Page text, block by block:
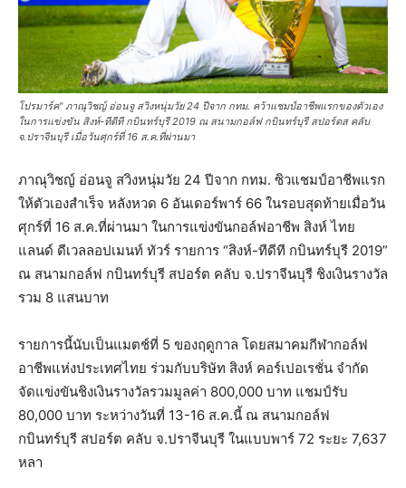
โปรมาร์ค" ภาณุวิชญ์ อ่อนจู สวิงหนุ่มวัย 24 ปีจาก กทม. คว้าแชมป์อาชีพแรกของตัวเอง
ในการแข่งขัน สิงห์-ทีดีที กบินทร์บุรี 2019 ณ สนามกอล์ฟ กบินทร์บุรี สปอร์ตส คลับ
จ.ปราจีนบุรี เมื่อวันศุกร์ที่ 16 ส.ค.ที่ผ่านมา
ภาณุวิชญ์ อ่อนจู สวิงหนุ่มวัย 24 ปีจาก กทม. ซิวแชมป์อาชีพแรก
ให้ตัวเองสำเร็จ หลังหวด 6 อันเดอร์พาร์ 66 ในรอบสุดท้ายเมื่อวัน
ศุกร์ที่ 16 ส.ค.ที่ผ่านมา ในการแข่งขันกอล์ฟอาชีพ สิงห์ ไทย
แลนด์ ดีเวลลอปเมนท์ ทัวร์ รายการ “สิงห์-ทีดีที กบินทร์บุรี 2019”
ณ สนามกอล์ฟ กบินทร์บุรี สปอร์ต คลับ จ.ปราจีนบุรี ชิงเงินรางวัล
รวม 8 แสนบาท
รายการนี้นับเป็นแมตช์ที่ 5 ของฤดูกาล โดยสมาคมกีฬากอล์ฟ
อาชีพแห่งประเทศไทย ร่วมกับบริษัท สิงห์ คอร์เปอเรชั่น จำกัด
จัดแข่งขันชิงเงินรางวัลรวมมูลค่า 800,000 บาท แชมป์รับ
80,000 บาท ระหว่างวันที่ 13-16 ส.ค.นี้ ณ สนามกอล์ฟ
กบินทร์บุรี สปอร์ต คลับ จ.ปราจีนบุรี ในแบบพาร์ 72 ระยะ 7,637
หลา